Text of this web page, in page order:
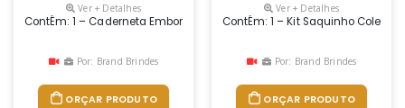
Ver + Detalhes
ContÉm: 1 – Caderneta Emborrachada Altura : 21,4 Cm X Largura : 14,7
Por: Brand Brindes
ORÇAR PRODUTO
Ver + Detalhes
ContÉm: 1 – Kit Saquinho Coletor
Por: Brand Brindes
ORÇAR PRODUTO